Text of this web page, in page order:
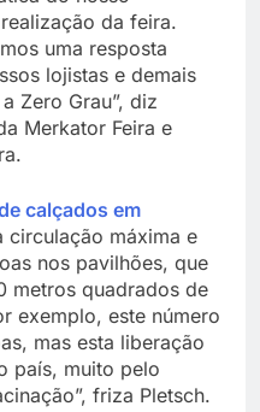
da feira.
uma resposta
lojistas e demais
Zero Grau”, diz
Merkator Feira e
calçados em
circulação máxima e
nos pavilhões, que
metros quadrados de
exemplo, este número
mas esta liberação
país, muito pelo
friza Pletsch.